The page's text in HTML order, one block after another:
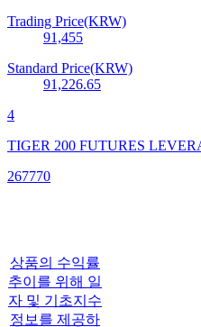
Trading Price(KRW)
91,455
Standard Price(KRW)
91,226.65
4
TIGER 200 FUTURES
267770
상품의 수익률
추이를 위해 일
자 및 기초지수
정보를 제공하